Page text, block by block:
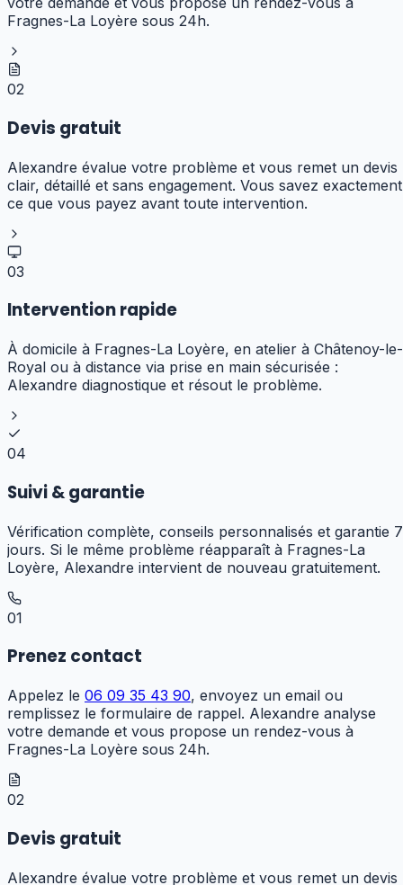
Fragnes-La Loyère sous 24h.
02
Devis gratuit
Alexandre évalue votre problème et vous remet un devis
clair, détaillé et sans engagement. Vous savez exactement
ce que vous payez avant toute intervention.
03
Intervention rapide
À domicile à Fragnes-La Loyère, en atelier à Châtenoy-le-
Royal ou à distance via prise en main sécurisée :
Alexandre diagnostique et résout le problème.
04
Suivi & garantie
Vérification complète, conseils personnalisés et garantie 7
jours. Si le même problème réapparaît à Fragnes-La
Loyère, Alexandre intervient de nouveau gratuitement.
01
Prenez contact
Appelez le 06 09 35 43 90, envoyez un email ou
remplissez le formulaire de rappel. Alexandre analyse
votre demande et vous propose un rendez-vous à
Fragnes-La Loyère sous 24h.
02
Devis gratuit
Alexandre évalue votre problème et vous remet un devis